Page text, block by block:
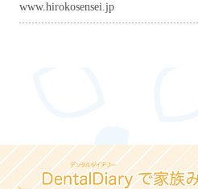
www.hirokosensei.jp